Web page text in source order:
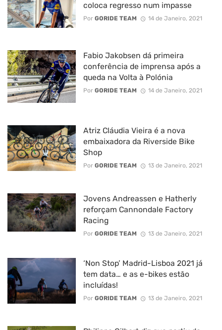
coloca regresso num impasse
Por GORIDE TEAM 14 de Janeiro, 2021
Fabio Jakobsen dá primeira
conferência de imprensa após a
queda na Volta à Polónia
Por GORIDE TEAM 14 de Janeiro, 2021
Atriz Cláudia Vieira é a nova
embaixadora da Riverside Bike
Shop
Por GORIDE TEAM 13 de Janeiro, 2021
Jovens Andreassen e Hatherly
reforçam Cannondale Factory
Racing
Por GORIDE TEAM 13 de Janeiro, 2021
‘Non Stop’ Madrid-Lisboa 2021 já
tem data… e as e-bikes estão
incluídas!
Por GORIDE TEAM 13 de Janeiro, 2021